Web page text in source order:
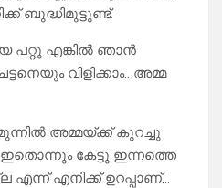
ബുദ്ധിമുട്ടുണ്ട്.
പറ്റു എങ്കിൽ ഞാൻ
വിളിക്കാം.. അമ്മ
അമ്മയ്ക്ക് കുറച്ചു
കേട്ടു ഇന്നത്തെ
എന്ന് എനിക്ക് ഉറപ്പാണ്…